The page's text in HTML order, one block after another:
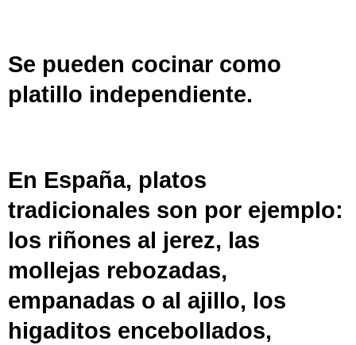
Se pueden cocinar como
platillo independiente.
En España, platos
tradicionales son por ejemplo:
los riñones al jerez, las
mollejas rebozadas,
empanadas o al ajillo, los
higaditos encebollados,